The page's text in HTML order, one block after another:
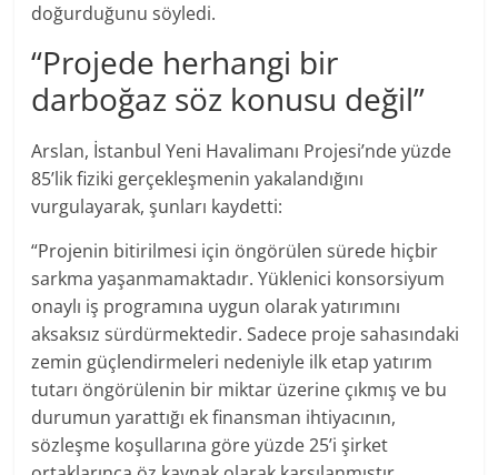
doğurduğunu söyledi.
“Projede herhangi bir
darboğaz söz konusu değil”
Arslan, İstanbul Yeni Havalimanı Projesi’nde yüzde
85’lik fiziki gerçekleşmenin yakalandığını
vurgulayarak, şunları kaydetti:
“Projenin bitirilmesi için öngörülen sürede hiçbir
sarkma yaşanmamaktadır. Yüklenici konsorsiyum
onaylı iş programına uygun olarak yatırımını
aksaksız sürdürmektedir. Sadece proje sahasındaki
zemin güçlendirmeleri nedeniyle ilk etap yatırım
tutarı öngörülenin bir miktar üzerine çıkmış ve bu
durumun yarattığı ek finansman ihtiyacının,
sözleşme koşullarına göre yüzde 25’i şirket